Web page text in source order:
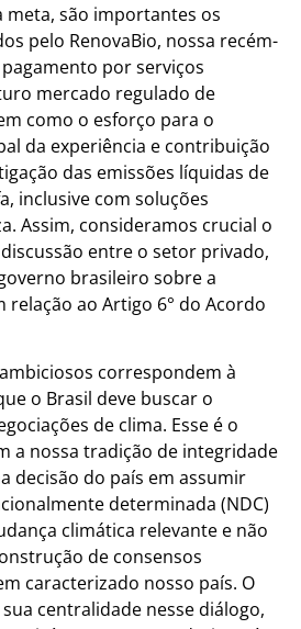
meta, são importantes os
pelo RenovaBio, nossa recém-
por serviços
mercado regulado de
como o esforço para o
da experiência e contribuição
das emissões líquidas de
inclusive com soluções
Assim, consideramos crucial o
entre o setor privado,
brasileiro sobre a
relação ao Artigo 6° do Acordo
correspondem à
o Brasil deve buscar o
de clima. Esse é o
a nossa tradição de integridade
decisão do país em assumir
determinada (NDC)
climática relevante e não
de consensos
caracterizado nosso país. O
centralidade nesse diálogo,